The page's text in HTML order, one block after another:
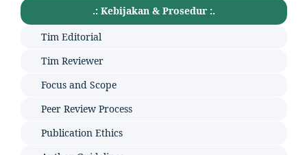
.: Kebijakan & Prosedur :.
Tim Editorial
Tim Reviewer
Focus and Scope
Peer Review Process
Publication Ethics